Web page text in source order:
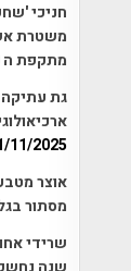
חניכי
משטרת
מתקפת ה 7/10
גת עתיקה
11/2025
אוצר
מסתור